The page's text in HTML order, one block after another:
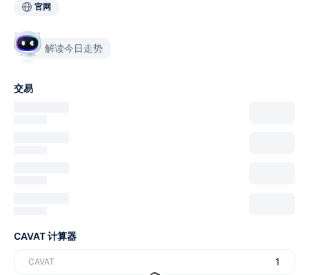
官网
解读今日走势
交易
CAVAT 计算器
CAVAT